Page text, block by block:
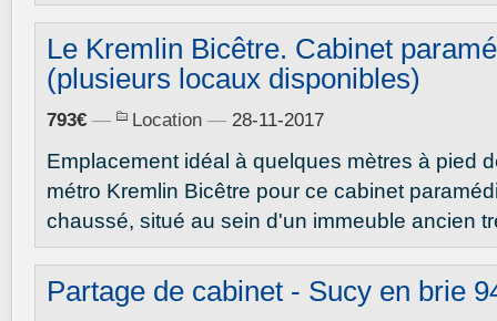
Le Kremlin Bicêtre. Cabinet
(plusieurs locaux disponibles)
793€ — Location — 28-11-2017
Emplacement idéal à quelques mètres à pied
métro Kremlin Bicêtre pour ce cabinet
chaussé, situé au sein d'un immeuble ancien
Partage de cabinet - Sucy en brie